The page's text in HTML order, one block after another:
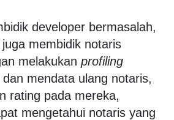
developer bermasalah,
membidik notaris
melakukan profiling
mendata ulang notaris,
rating pada mereka,
mengetahui notaris yang